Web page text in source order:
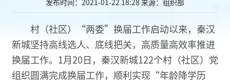
发布时间：2021-01-22 18:28 来源：组织部
村（社区）“两委”换届工作启动以来，秦汉
新城坚持高线选人、底线把关，高质量高效率推进
换届工作。1月20日，秦汉新城122个村（社区）党
组织圆满完成换届工作，顺利实现“年龄降学历